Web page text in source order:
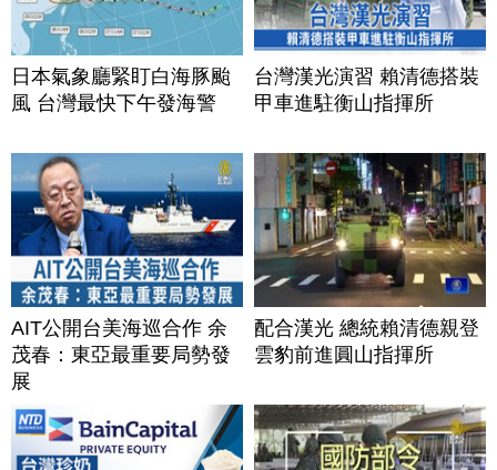
日本氣象廳緊盯白海豚颱
風 台灣最快下午發海警
台灣漢光演習 賴清德搭裝
甲車進駐衡山指揮所
AIT公開台美海巡合作 余
茂春：東亞最重要局勢發
展
配合漢光 總統賴清德親登
雲豹前進圓山指揮所